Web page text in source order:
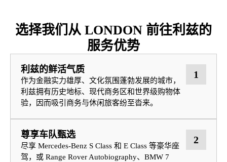
选择我们从 LONDON 前往利兹的
服务优势
利兹的鲜活气质
作为金融实力雄厚、文化氛围蓬勃发展的城市，
利兹拥有历史地标、现代商务区和世界级购物体
验，因而吸引商务与休闲旅客纷至沓来。
1
尊享车队甄选
尽享 Mercedes-Benz S Class 和 E Class 等豪华座
驾，或 Range Rover Autobiography、BMW 7
2